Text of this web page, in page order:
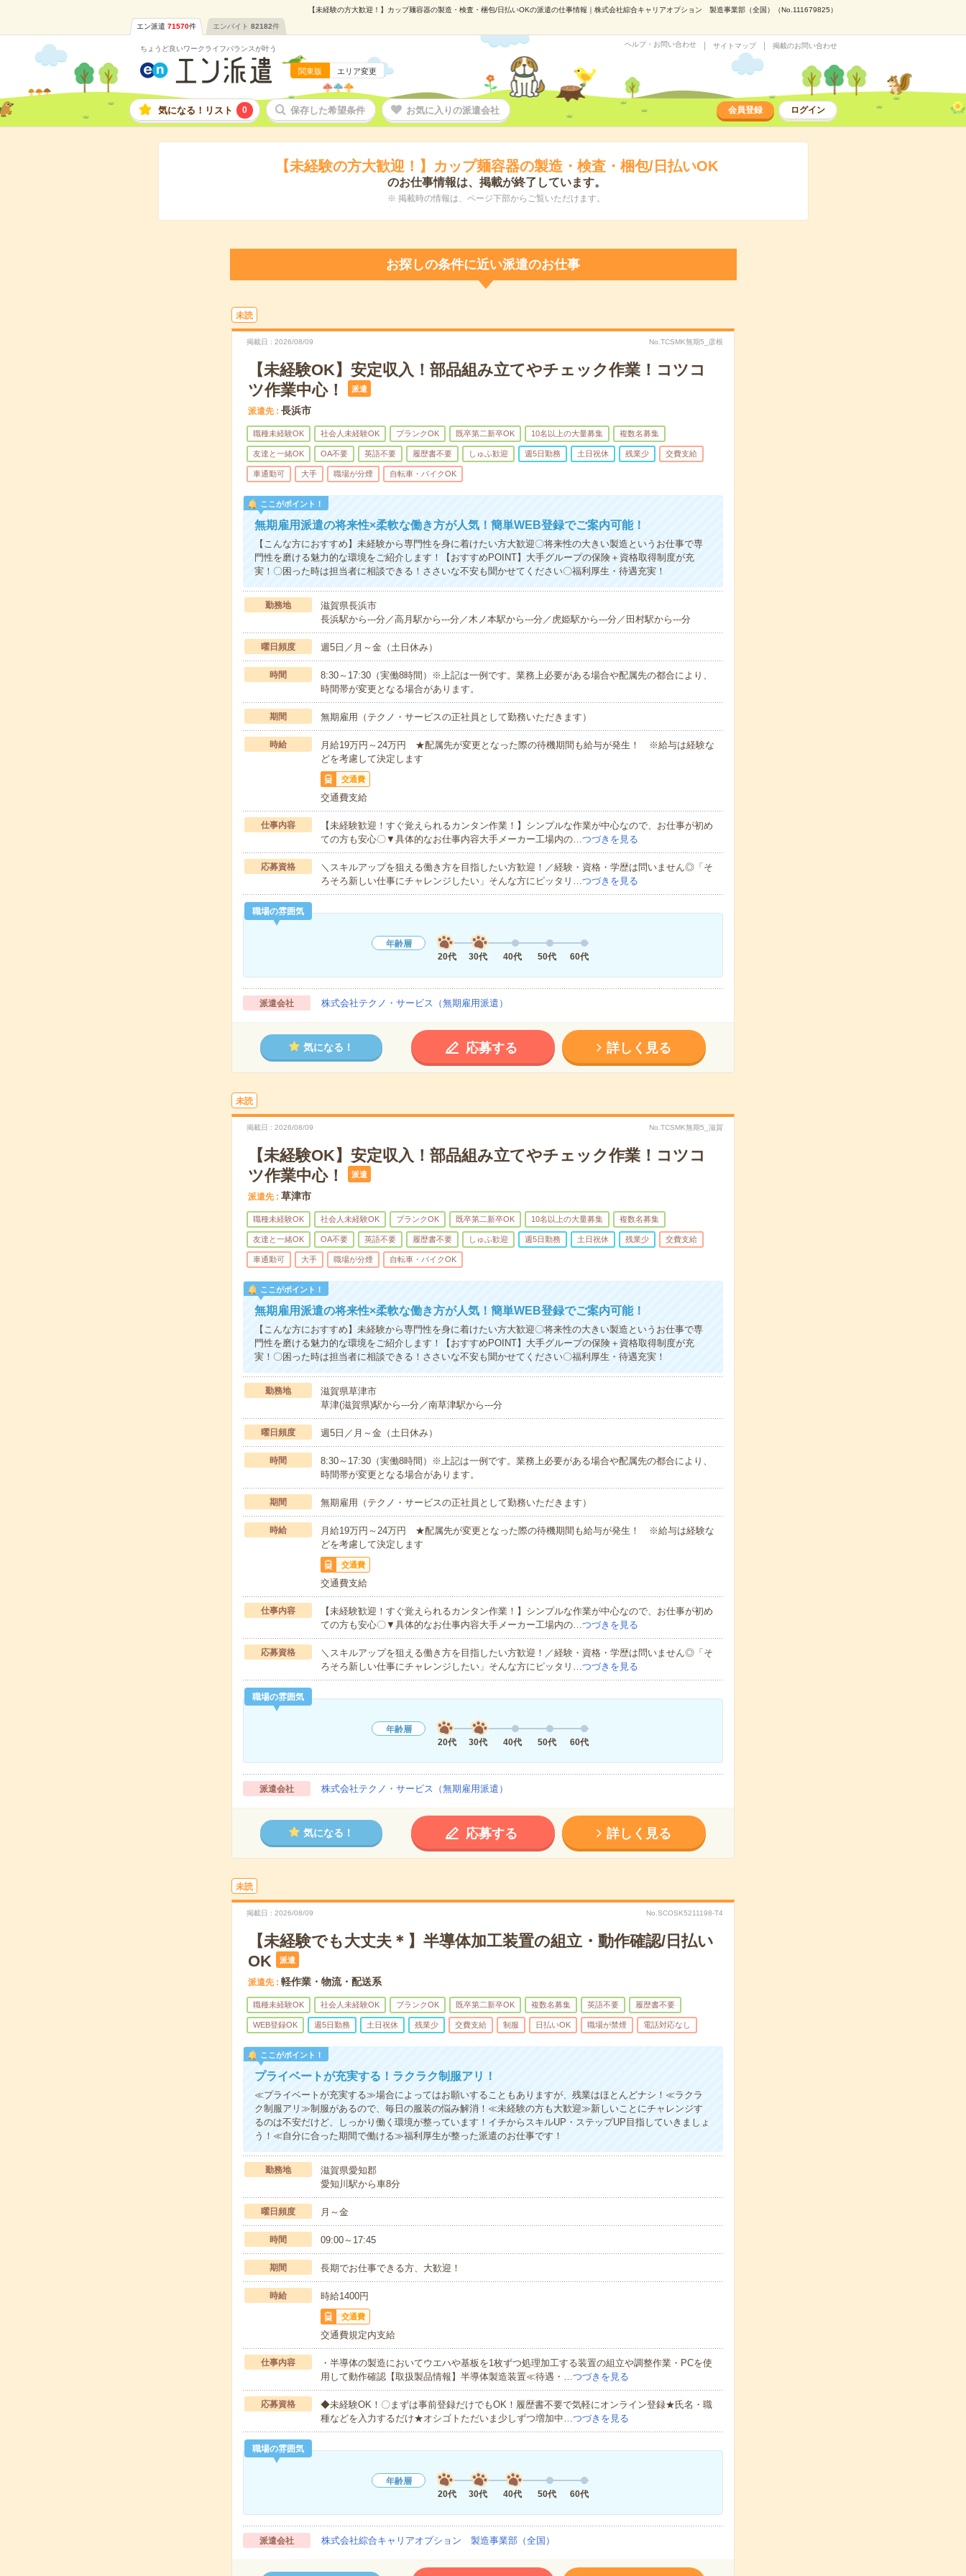
【未経験の方大歓迎！】カップ麺容器の製造・検査・梱包/日払いOKの派遣の仕事情報｜株式会社綜合キャリアオプション 製造事業部（全国）（No.111679825）
エン派遣 71570件 エンバイト 82182件
ちょうど良いワークライフバランスが叶う
関東版 エリア変更
ヘルプ・お問い合わせ サイトマップ 掲載のお問い合わせ
気になる！リスト 0 保存した希望条件 お気に入りの派遣会社 会員登録 ログイン
【未経験の方大歓迎！】カップ麺容器の製造・検査・梱包/日払いOK
のお仕事情報は、掲載が終了しています。
※ 掲載時の情報は、ページ下部からご覧いただけます。
お探しの条件に近い派遣のお仕事
未読
掲載日 2026/08/09 No.TCSMK無期5_彦根
【未経験OK】安定収入！部品組み立てやチェック作業！コツコ
ツ作業中心！
派遣
派遣先 長浜市
職種未経験OK 社会人未経験OK ブランクOK 既卒第二新卒OK 10名以上の大量募集 複数名募集
友達と一緒OK OA不要 英語不要 履歴書不要 しゅふ歓迎 週5日勤務 土日祝休 残業少 交費支給
車通勤可 大手 職場が分煙 自転車・バイクOK
ここがポイント！
無期雇用派遣の将来性×柔軟な働き方が人気！簡単WEB登録でご案内可能！
【こんな方におすすめ】未経験から専門性を身に着けたい方大歓迎〇将来性の大きい製造というお仕事で専
門性を磨ける魅力的な環境をご紹介します！【おすすめPOINT】大手グループの保険＋資格取得制度が充
実！〇困った時は担当者に相談できる！ささいな不安も聞かせてください〇福利厚生・待遇充実！
勤務地
滋賀県長浜市
長浜駅から---分／高月駅から---分／木ノ本駅から---分／虎姫駅から---分／田村駅から---分
曜日頻度 週5日／月～金（土日休み）
時間
8:30～17:30（実働8時間）※上記は一例です。業務上必要がある場合や配属先の都合により、
時間帯が変更となる場合があります。
期間 無期雇用（テクノ・サービスの正社員として勤務いただきます）
時給
月給19万円～24万円 ★配属先が変更となった際の待機期間も給与が発生！ ※給与は経験な
どを考慮して決定します
交通費
交通費支給
仕事内容
【未経験歓迎！すぐ覚えられるカンタン作業！】シンプルな作業が中心なので、お仕事が初め
ての方も安心〇▼具体的なお仕事内容大手メーカー工場内の…つづきを見る
応募資格
＼スキルアップを狙える働き方を目指したい方歓迎！／経験・資格・学歴は問いません◎「そ
ろそろ新しい仕事にチャレンジしたい」そんな方にピッタリ…つづきを見る
職場の雰囲気
年齢層
20代
30代 40代 50代 60代
派遣会社 株式会社テクノ・サービス（無期雇用派遣）
気になる！ 応募する 詳しく見る
未読
掲載日 2026/08/09 No.TCSMK無期5_滋賀
【未経験OK】安定収入！部品組み立てやチェック作業！コツコ
ツ作業中心！
派遣
派遣先 草津市
職種未経験OK 社会人未経験OK ブランクOK 既卒第二新卒OK 10名以上の大量募集 複数名募集
友達と一緒OK OA不要 英語不要 履歴書不要 しゅふ歓迎 週5日勤務 土日祝休 残業少 交費支給
車通勤可 大手 職場が分煙 自転車・バイクOK
ここがポイント！
無期雇用派遣の将来性×柔軟な働き方が人気！簡単WEB登録でご案内可能！
【こんな方におすすめ】未経験から専門性を身に着けたい方大歓迎〇将来性の大きい製造というお仕事で専
門性を磨ける魅力的な環境をご紹介します！【おすすめPOINT】大手グループの保険＋資格取得制度が充
実！〇困った時は担当者に相談できる！ささいな不安も聞かせてください〇福利厚生・待遇充実！
勤務地
滋賀県草津市
草津(滋賀県)駅から---分／南草津駅から---分
曜日頻度 週5日／月～金（土日休み）
時間
8:30～17:30（実働8時間）※上記は一例です。業務上必要がある場合や配属先の都合により、
時間帯が変更となる場合があります。
期間 無期雇用（テクノ・サービスの正社員として勤務いただきます）
時給
月給19万円～24万円 ★配属先が変更となった際の待機期間も給与が発生！ ※給与は経験な
どを考慮して決定します
交通費
交通費支給
仕事内容
【未経験歓迎！すぐ覚えられるカンタン作業！】シンプルな作業が中心なので、お仕事が初め
ての方も安心〇▼具体的なお仕事内容大手メーカー工場内の…つづきを見る
応募資格
＼スキルアップを狙える働き方を目指したい方歓迎！／経験・資格・学歴は問いません◎「そ
ろそろ新しい仕事にチャレンジしたい」そんな方にピッタリ…つづきを見る
職場の雰囲気
年齢層
20代
30代 40代 50代 60代
派遣会社 株式会社テクノ・サービス（無期雇用派遣）
気になる！ 応募する 詳しく見る
未読
掲載日 2026/08/09 No.SCOSK5211198-T4
【未経験でも大丈夫＊】半導体加工装置の組立・動作確認/日払い
OK
派遣
派遣先 軽作業・物流・配送系
職種未経験OK 社会人未経験OK ブランクOK 既卒第二新卒OK 複数名募集 英語不要 履歴書不要
WEB登録OK 週5日勤務 土日祝休 残業少 交費支給 制服 日払いOK 職場が禁煙 電話対応なし
ここがポイント！
プライベートが充実する！ラクラク制服アリ！
≪プライベートが充実する≫場合によってはお願いすることもありますが、残業はほとんどナシ！≪ラクラ
ク制服アリ≫制服があるので、毎日の服装の悩み解消！≪未経験の方も大歓迎≫新しいことにチャレンジす
るのは不安だけど、しっかり働く環境が整っています！イチからスキルUP・ステップUP目指していきましょ
う！≪自分に合った期間で働ける≫福利厚生が整った派遣のお仕事です！
勤務地
滋賀県愛知郡
愛知川駅から車8分
曜日頻度 月～金
時間 09:00～17:45
期間 長期でお仕事できる方、大歓迎！
時給 時給1400円
交通費
交通費規定内支給
仕事内容
・半導体の製造においてウエハや基板を1枚ずつ処理加工する装置の組立や調整作業・PCを使
用して動作確認【取扱製品情報】半導体製造装置≪待遇・…つづきを見る
応募資格
◆未経験OK！〇まずは事前登録だけでもOK！履歴書不要で気軽にオンライン登録★氏名・職
種などを入力するだけ★オシゴトただいま少しずつ増加中…つづきを見る
職場の雰囲気
年齢層
20代
30代 40代 50代 60代
派遣会社 株式会社綜合キャリアオプション 製造事業部（全国）